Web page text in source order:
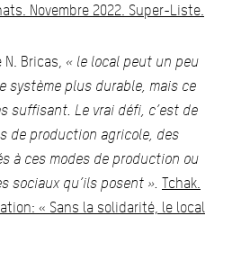
Novembre 2022. Super-Liste.
Bricas, « le local peut un peu
système plus durable, mais ce
suffisant. Le vrai défi, c’est de
de production agricole, des
à ces modes de production ou
sociaux qu’ils posent ». Tchak.
« Sans la solidarité, le local